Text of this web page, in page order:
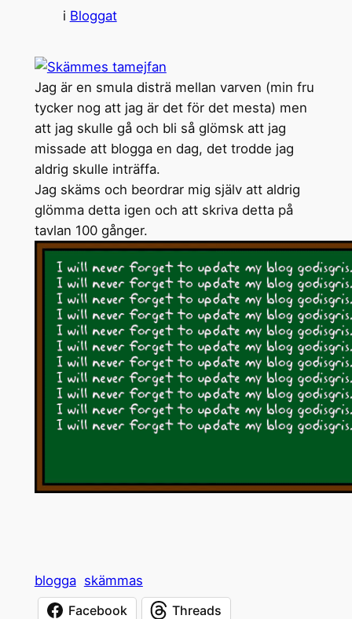
i Bloggat
Jag är en smula disträ mellan varven (min fru
tycker nog att jag är det för det mesta) men
att jag skulle gå och bli så glömsk att jag
missade att blogga en dag, det trodde jag
aldrig skulle inträffa.
Jag skäms och beordrar mig själv att aldrig
glömma detta igen och att skriva detta på
tavlan 100 gånger.
blogga skämmas
Facebook
Threads